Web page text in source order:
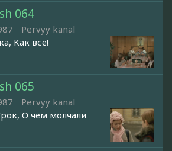
064
Pervyy kanal
Как все!
065
Pervyy kanal
О чем молчали